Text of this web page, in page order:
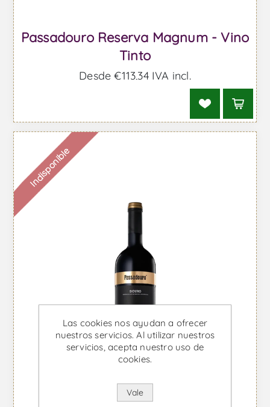
Passadouro Reserva Magnum - Vino
Tinto
Desde €113,34 IVA incl.
Indisponible
Las cookies nos ayudan a ofrecer
nuestros servicios. Al utilizar nuestros
servicios, acepta nuestro uso de
cookies.
Vale